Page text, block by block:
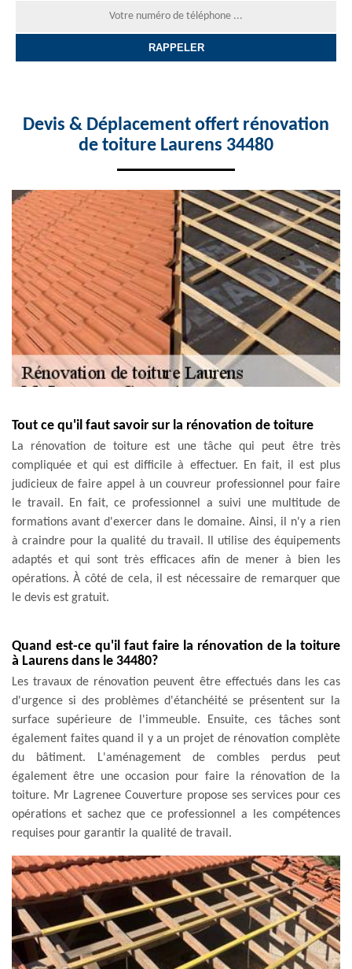
Devis & Déplacement offert rénovation
de toiture Laurens 34480
Tout ce qu'il faut savoir sur la rénovation de toiture
La rénovation de toiture est une tâche qui peut être très
compliquée et qui est difficile à effectuer. En fait, il est plus
judicieux de faire appel à un couvreur professionnel pour faire
le travail. En fait, ce professionnel a suivi une multitude de
formations avant d'exercer dans le domaine. Ainsi, il n'y a rien
à craindre pour la qualité du travail. Il utilise des équipements
adaptés et qui sont très efficaces afin de mener à bien les
opérations. À côté de cela, il est nécessaire de remarquer que
le devis est gratuit.
Quand est-ce qu'il faut faire la rénovation de la toiture
à Laurens dans le 34480?
Les travaux de rénovation peuvent être effectués dans les cas
d'urgence si des problèmes d'étanchéité se présentent sur la
surface supérieure de l'immeuble. Ensuite, ces tâches sont
également faites quand il y a un projet de rénovation complète
du bâtiment. L'aménagement de combles perdus peut
également être une occasion pour faire la rénovation de la
toiture. Mr Lagrenee Couverture propose ses services pour ces
opérations et sachez que ce professionnel a les compétences
requises pour garantir la qualité de travail.